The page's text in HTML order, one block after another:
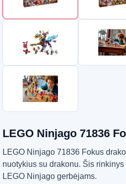
LEGO Ninjago 71836
LEGO Ninjago 71836 Fokus
nuotykius su drakonu. Šis
LEGO Ninjago gerbėjams.